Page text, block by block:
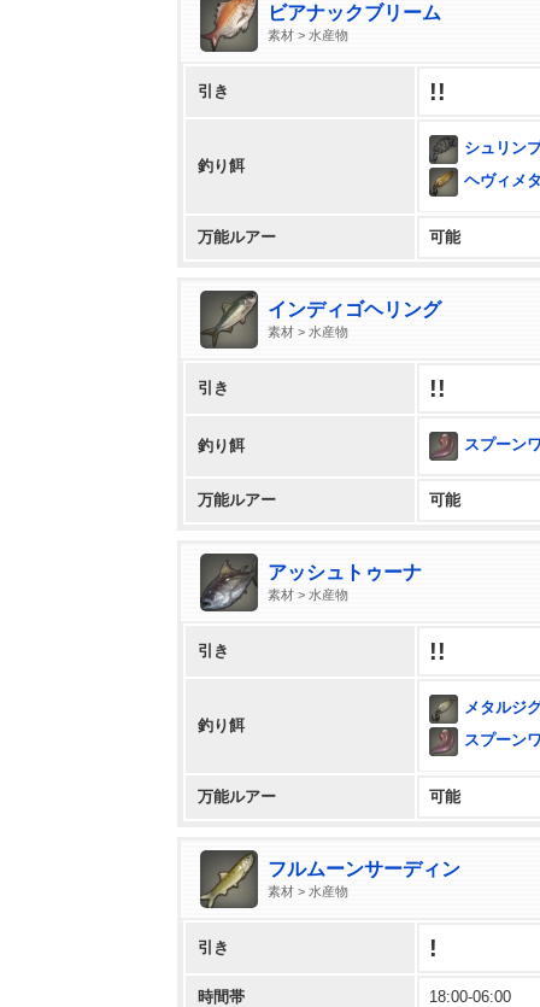
ビアナックブリーム
素材 > 水産物
引き !!
釣り餌
シュリン
ヘヴィメ
万能ルアー 可能
インディゴヘリング
素材 > 水産物
引き !!
釣り餌 スプーン
万能ルアー 可能
アッシュトゥーナ
素材 > 水産物
引き !!
釣り餌
メタルジ
スプーン
万能ルアー 可能
フルムーンサーディン
素材 > 水産物
引き !
時間帯 18:00-06:00